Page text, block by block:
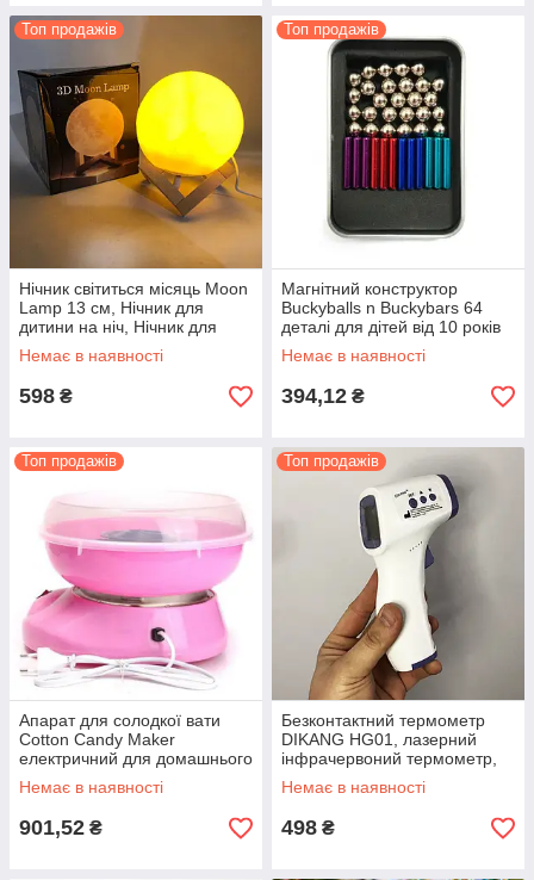
Топ продажів
Нічник світиться місяць Moon
Lamp 13 см, Нічник для
дитини на ніч, Нічник для
гарного сну дитини
Немає в наявності
598 ₴
Топ продажів
Магнітний конструктор
Buckyballs n Buckybars 64
деталі для дітей від 10 років
антистрес пазл
Немає в наявності
394,12 ₴
Топ продажів
Апарат для солодкої вати
Cotton Candy Maker
електричний для домашнього
використання приготування
десертів
Немає в наявності
901,52 ₴
Топ продажів
Безконтактний термометр
DIKANG HG01, лазерний
інфрачервоний термометр,
медичний термометр
Немає в наявності
498 ₴